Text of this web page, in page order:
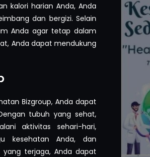
kalori harian Anda, Anda
dan bergizi. Selain
Anda agar tetap dalam
Anda dapat mendukung
Bizgroup, Anda dapat
tubuh yang sehat,
aktivitas sehari-hari,
kesehatan Anda, dan
yang terjaga, Anda dapat